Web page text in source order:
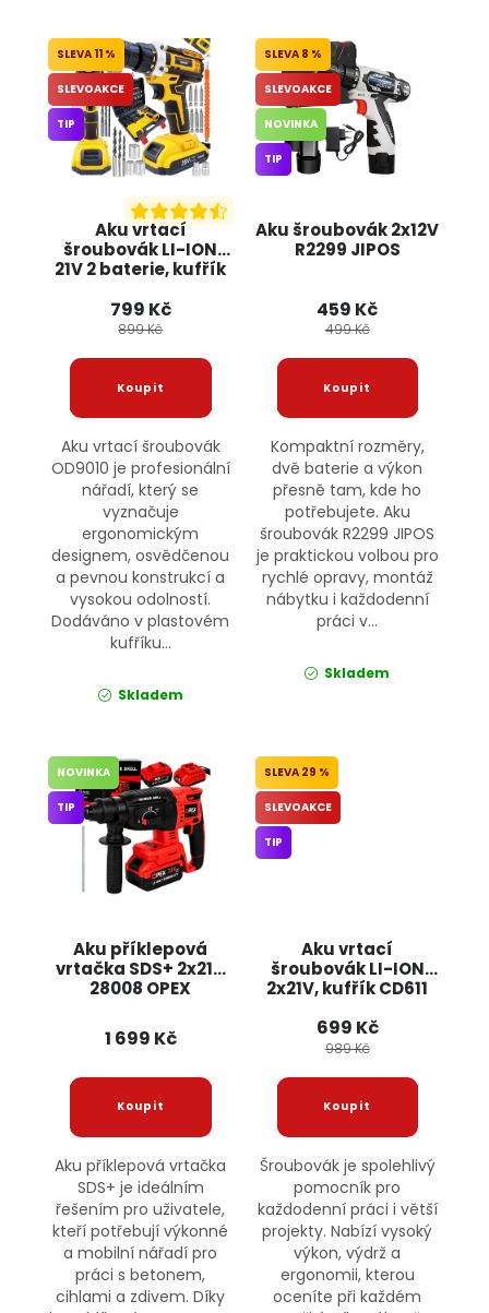
Aku vrtací
šroubovák LI-ION
21V 2 baterie, kufřík
OD9010 ONDRAGON
11 %
SLEVOAKCE
TIP
799 Kč
899 Kč
Aku vrtací šroubovák
OD9010 je profesionální
nářadí, který se
vyznačuje
ergonomickým
designem, osvědčenou
a pevnou konstrukcí a
vysokou odolností.
Dodáváno v plastovém
kufříku...
Skladem
Aku šroubovák 2x12V
R2299 JIPOS
8 %
SLEVOAKCE
NOVINKA
TIP
459 Kč
499 Kč
Kompaktní rozměry,
dvě baterie a výkon
přesně tam, kde ho
potřebujete. Aku
šroubovák R2299 JIPOS
je praktickou volbou pro
rychlé opravy, montáž
nábytku i každodenní
práci v...
Skladem
Aku příklepová
vrtačka SDS+ 2x21V
28008 OPEX
NOVINKA
TIP
1 699 Kč
Aku příklepová vrtačka
SDS+ je ideálním
řešením pro uživatele,
kteří potřebují výkonné
a mobilní nářadí pro
práci s betonem,
cihlami a zdivem. Díky
Aku vrtací
šroubovák LI-ION
2x21V, kufřík CD611
29 %
SLEVOAKCE
TIP
699 Kč
989 Kč
Šroubovák je spolehlivý
pomocník pro
každodenní práci i větší
projekty. Nabízí vysoký
výkon, výdrž a
ergonomii, kterou
oceníte při každém